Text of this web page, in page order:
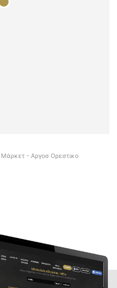
Μάρκετ - Αργοσ Ορεστικο